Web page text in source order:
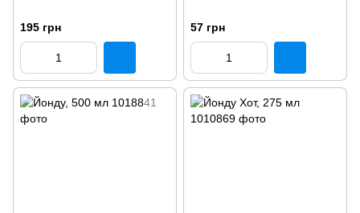
195 грн 57 грн